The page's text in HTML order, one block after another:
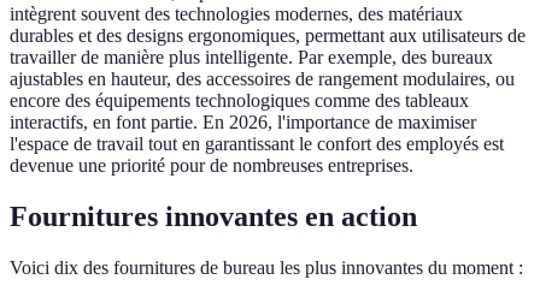
intègrent souvent des technologies modernes, des matériaux
durables et des designs ergonomiques, permettant aux utilisateurs de
travailler de manière plus intelligente. Par exemple, des bureaux
ajustables en hauteur, des accessoires de rangement modulaires, ou
encore des équipements technologiques comme des tableaux
interactifs, en font partie. En 2026, l'importance de maximiser
l'espace de travail tout en garantissant le confort des employés est
devenue une priorité pour de nombreuses entreprises.
Fournitures innovantes en action
Voici dix des fournitures de bureau les plus innovantes du moment :